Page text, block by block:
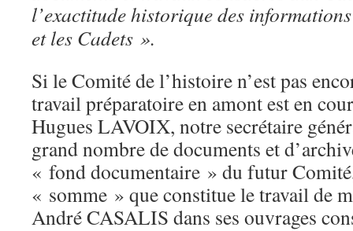
l’exactitude historique des
et les Cadets ».
Si le Comité de l’histoire n’est pas
travail préparatoire en amont est en
Hugues LAVOIX, notre secrétaire
grand nombre de documents et
« fond documentaire » du futur
« somme » que constitue le travail de
André CASALIS dans ses ouvrages